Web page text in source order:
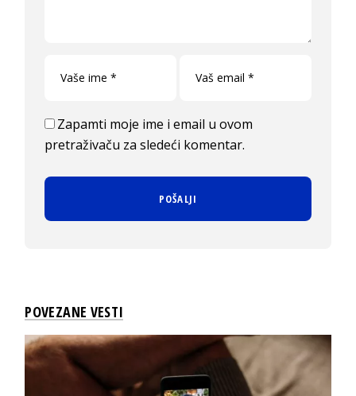
Zapamti moje ime i email u ovom
pretraživaču za sledeći komentar.
POVEZANE VESTI